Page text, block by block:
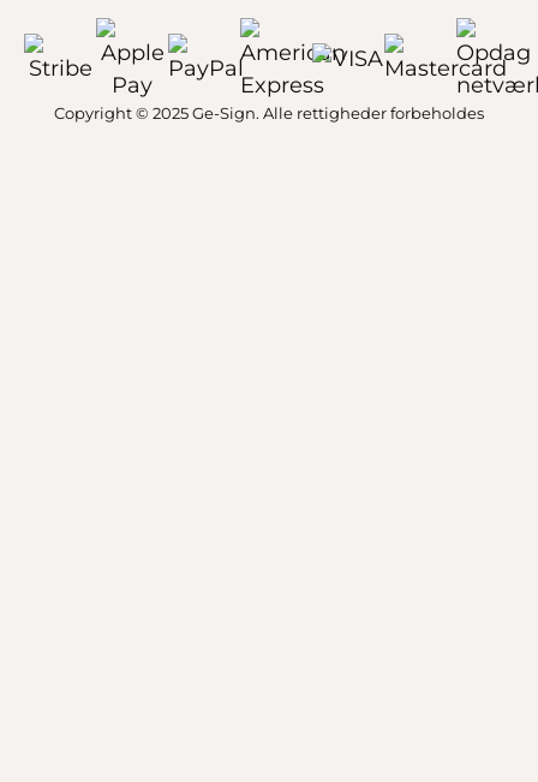
Copyright © 2025 Ge-Sign. Alle rettigheder forbeholdes